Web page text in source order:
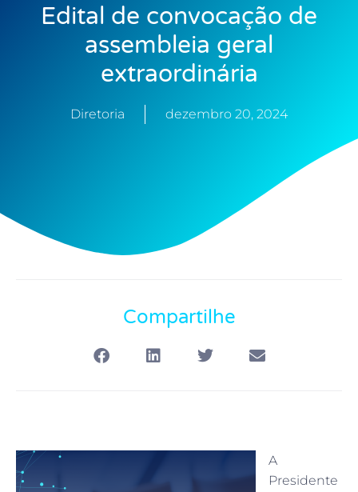
Edital de convocação de
assembleia geral
extraordinária
Diretoria dezembro 20, 2024
Compartilhe
A
Presidente